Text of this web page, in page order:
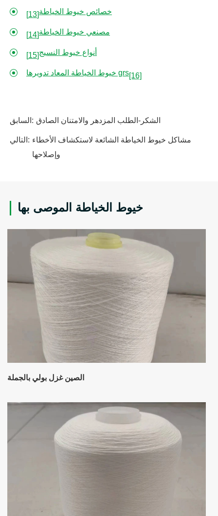
خصائص خيوط الخياطة[13]
مصنعي خيوط الخياطة[14]
أنواع خيوط النسيج[15]
خيوط الخياطة المعاد تدويرها grs[16]
السابق: الشكر-الطلب المزدهر والامتنان الصادق
التالي: مشاكل خيوط الخياطة الشائعة لاستكشاف الأخطاء
وإصلاحها
خيوط الخياطة الموصى بها
الصين غزل بولي بالجملة